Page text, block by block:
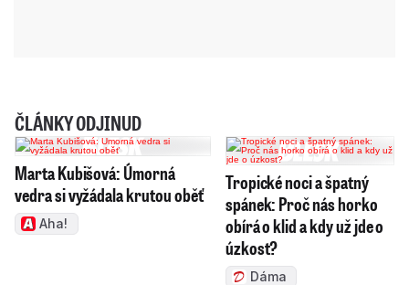
ČLÁNKY ODJINUD
Marta Kubišová: Úmorná
vedra si vyžádala krutou oběť
Aha!
Tropické noci a špatný
spánek: Proč nás horko
obírá o klid a kdy už jde o
úzkost?
Dáma